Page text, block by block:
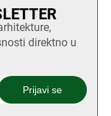
direktno u